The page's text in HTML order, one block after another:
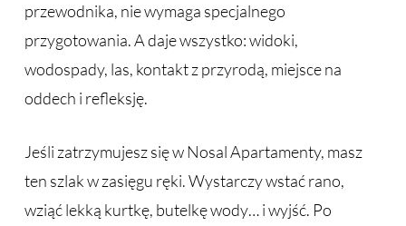
przewodnika, nie wymaga specjalnego
przygotowania. A daje wszystko: widoki,
wodospady, las, kontakt z przyrodą, miejsce na
oddech i refleksję.
Jeśli zatrzymujesz się w Nosal Apartamenty, masz
ten szlak w zasięgu ręki. Wystarczy wstać rano,
wziąć lekką kurtkę, butelkę wody… i wyjść. Po